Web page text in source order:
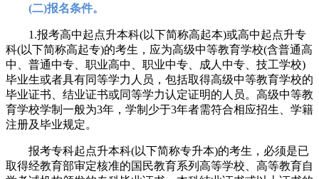
(二)报名条件。
1.报考高中起点升本科(以下简称高起本)或高中起点升专
科(以下简称高起专)的考生，应为高级中等教育学校(含普通高
中、普通中专、职业高中、职业中专、成人中专、技工学校)
毕业生或者具有同等学力人员，包括取得高级中等教育学校的
毕业证书、结业证书或同等学力认定证明的人员。高级中等教
育学校学制一般为3年，学制少于3年者需符合相应招生、学籍
注册及毕业规定。
报考专科起点升本科(以下简称专升本)的考生，必须是已
取得经教育部审定核准的国民教育系列高等学校、高等教育自